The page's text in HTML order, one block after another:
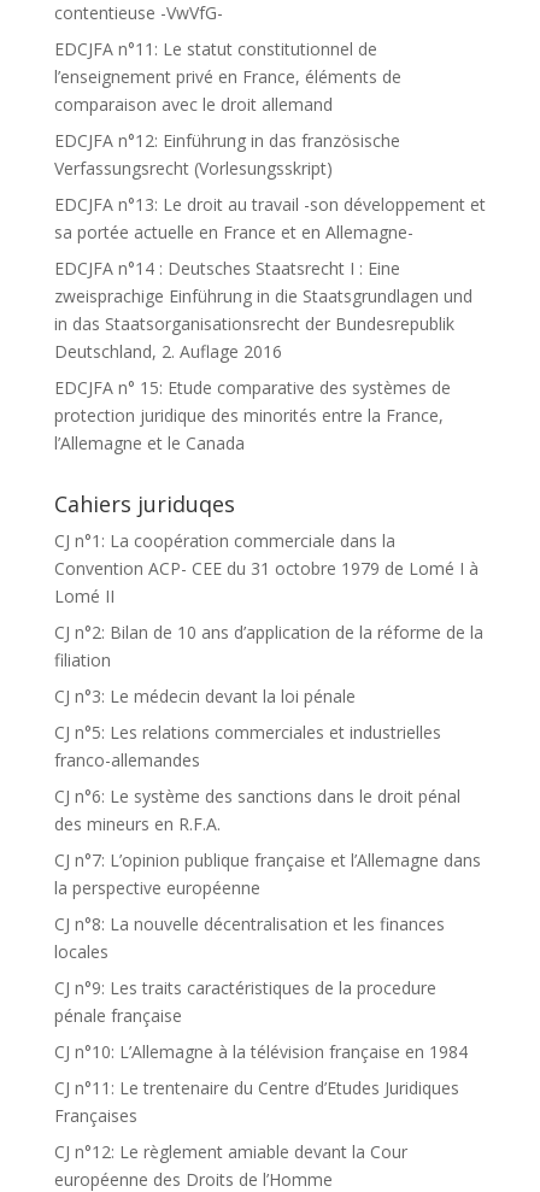
contentieuse -VwVfG-
EDCJFA n°11: Le statut constitutionnel de
l’enseignement privé en France, éléments de
comparaison avec le droit allemand
EDCJFA n°12: Einführung in das französische
Verfassungsrecht (Vorlesungsskript)
EDCJFA n°13: Le droit au travail -son développement et
sa portée actuelle en France et en Allemagne-
EDCJFA n°14 : Deutsches Staatsrecht I : Eine
zweisprachige Einführung in die Staatsgrundlagen und
in das Staatsorganisationsrecht der Bundesrepublik
Deutschland, 2. Auflage 2016
EDCJFA n° 15: Etude comparative des systèmes de
protection juridique des minorités entre la France,
l’Allemagne et le Canada
Cahiers juriduqes
CJ n°1: La coopération commerciale dans la
Convention ACP- CEE du 31 octobre 1979 de Lomé I à
Lomé II
CJ n°2: Bilan de 10 ans d’application de la réforme de la
filiation
CJ n°3: Le médecin devant la loi pénale
CJ n°5: Les relations commerciales et industrielles
franco-allemandes
CJ n°6: Le système des sanctions dans le droit pénal
des mineurs en R.F.A.
CJ n°7: L’opinion publique française et l’Allemagne dans
la perspective européenne
CJ n°8: La nouvelle décentralisation et les finances
locales
CJ n°9: Les traits caractéristiques de la procedure
pénale française
CJ n°10: L’Allemagne à la télévision française en 1984
CJ n°11: Le trentenaire du Centre d’Etudes Juridiques
Françaises
CJ n°12: Le règlement amiable devant la Cour
européenne des Droits de l’Homme